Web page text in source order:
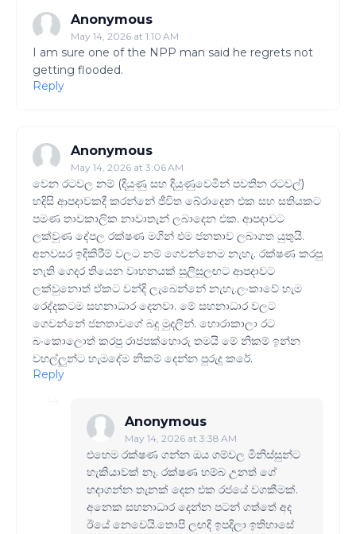
Anonymous
May 14, 2026 at 1:10 AM
I am sure one of the NPP man said he regrets not
getting flooded.
Reply
Anonymous
May 14, 2026 at 3:06 AM
වෙන රටවල නම් (දියුණු සහ දියුණුවෙමින් පවතින රටවල්)
හදිසි ආපදාවකදී කරන්නේ ජීවිත බේරාදෙන එක සහ සතියකට
පමණ තාවකාලික නාවාතැන් ලබාදෙන එක. ආපදාවට
ලක්වුණ දේපල රක්ෂණ මගින් එම ජනතාව ලබාගත යුතුයි.
අනවසර ඉදිකිරීම් වලට නම් ගෙවන්නෙම නැහැ. රක්ෂණ කරපු
නැති ගෙදර තියෙන වාහනයක් සුලිසුලඟට ආපදාවට
ලක්වුනොත් ඒකට වන්දි ලැබෙන්නේ නැහැ.ලංකාවේ හැම
රෙද්දකටම සහනාධාර දෙනවා. මේ සහනාධාර වලට
ගෙවන්නේ ජනතාවගේ බදු මුදලින්. හොරාකාලා රට
බංකොලොත් කරපු රාජපක්හොරු තමයි මේ නිකම් ඉන්න
වහල්ලුන්ට හැමදේම නිකම් දෙන්න පුරුදු කරේ.
Reply
Anonymous
May 14, 2026 at 3:38 AM
එහෙම රක්ෂණ ගන්න ඔය ගම්වල මිනිස්සුන්ට
හැකියාවක් නෑ. රක්ෂණ හම්බ උනත් ගේ
හදාගන්න තැනක් දෙන එක රජයේ වගකීමක්.
අනෙක සහනාධාර දෙන්න පටන් ගත්තේ අද
ඊයේ නෙවෙයි.තොපි ලඟදි ඉපදිලා ඉතිහාසේ